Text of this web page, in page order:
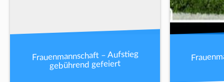
Frauenmannschaft – Aufstieg
gebührend gefeiert